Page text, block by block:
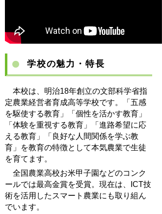
学校の魅力・特長
本校は、明治18年創立の文部科学省指
定農業経営者育成高等学校です。「五感
を駆使する教育」「個性を活かす教育」
「体験を重視する教育」「進路希望に応
える教育」「良好な人間関係を学ぶ教
育」を教育の特徴として本気農業で生徒
を育てます。
全国農業高校お米甲子園などのコンク
ールでは最高金賞を受賞。 現在は、 ICT技
術を活用したスマート農業にも取り組ん
でいます。